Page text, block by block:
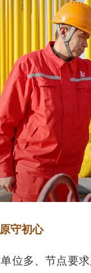
守初心
位多、节点要